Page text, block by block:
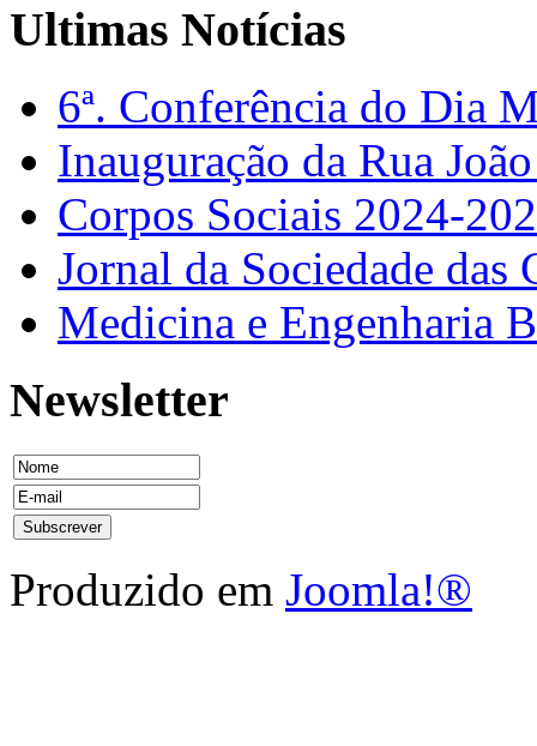
Ultimas Notícias
6ª. Conferência do Dia
Inauguração da Rua
Corpos Sociais 2024-
Jornal da Sociedade
Medicina e Engenharia
Newsletter
Produzido em Joomla!®